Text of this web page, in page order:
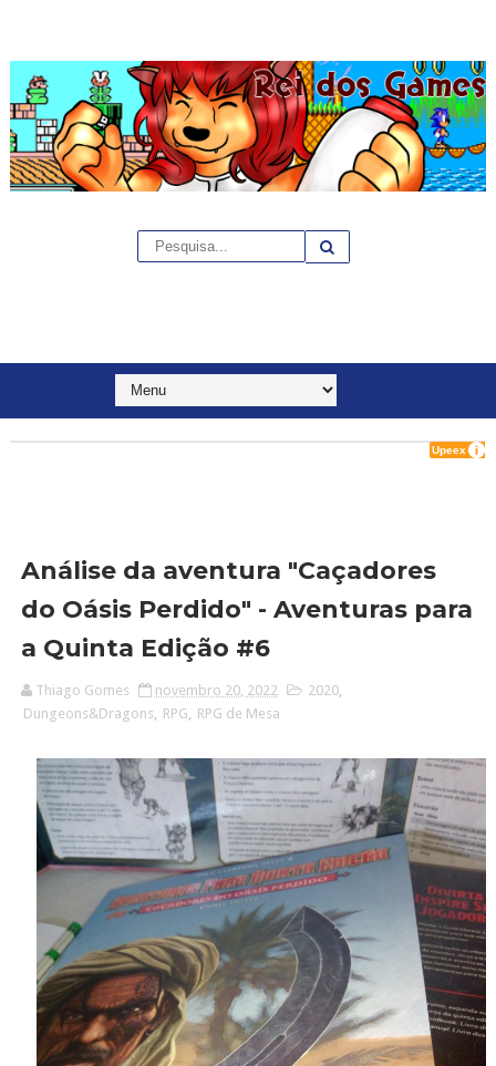
Análise da aventura "Caçadores
do Oásis Perdido" - Aventuras para
a Quinta Edição #6
Thiago Gomes novembro 20, 2022 2020,
Dungeons&Dragons
RPG RPG de Mesa